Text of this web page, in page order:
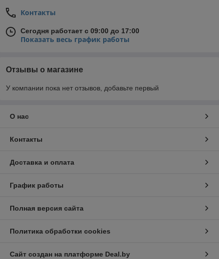
Контакты
Сегодня работает с 09:00 до 17:00
Показать весь график работы
Отзывы о магазине
У компании пока нет отзывов, добавьте первый
О нас
Контакты
Доставка и оплата
График работы
Полная версия сайта
Политика обработки cookies
Сайт создан на платформе Deal.by